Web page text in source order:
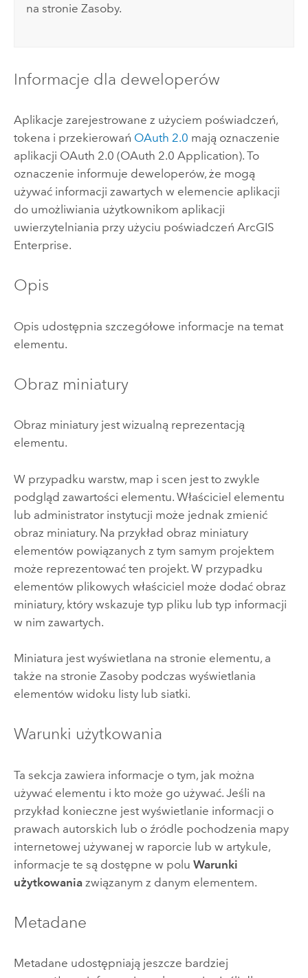
na stronie Zasoby.
Informacje dla deweloperów
Aplikacje zarejestrowane z użyciem poświadczeń,
tokena i przekierowań OAuth 2.0 mają oznaczenie
aplikacji OAuth 2.0 (OAuth 2.0 Application). To
oznaczenie informuje deweloperów, że mogą
używać informacji zawartych w elemencie aplikacji
do umożliwiania użytkownikom aplikacji
uwierzytelniania przy użyciu poświadczeń ArcGIS
Enterprise.
Opis
Opis udostępnia szczegółowe informacje na temat
elementu.
Obraz miniatury
Obraz miniatury jest wizualną reprezentacją
elementu.
W przypadku warstw, map i scen jest to zwykle
podgląd zawartości elementu. Właściciel elementu
lub administrator instytucji może jednak zmienić
obraz miniatury. Na przykład obraz miniatury
elementów powiązanych z tym samym projektem
może reprezentować ten projekt. W przypadku
elementów plikowych właściciel może dodać obraz
miniatury, który wskazuje typ pliku lub typ informacji
w nim zawartych.
Miniatura jest wyświetlana na stronie elementu, a
także na stronie Zasoby podczas wyświetlania
elementów widoku listy lub siatki.
Warunki użytkowania
Ta sekcja zawiera informacje o tym, jak można
używać elementu i kto może go używać. Jeśli na
przykład konieczne jest wyświetlanie informacji o
prawach autorskich lub o źródle pochodzenia mapy
internetowej używanej w raporcie lub w artykule,
informacje te są dostępne w polu Warunki
użytkowaniazwiązanym z danym elementem.
Metadane
Metadane udostępniają jeszcze bardziej